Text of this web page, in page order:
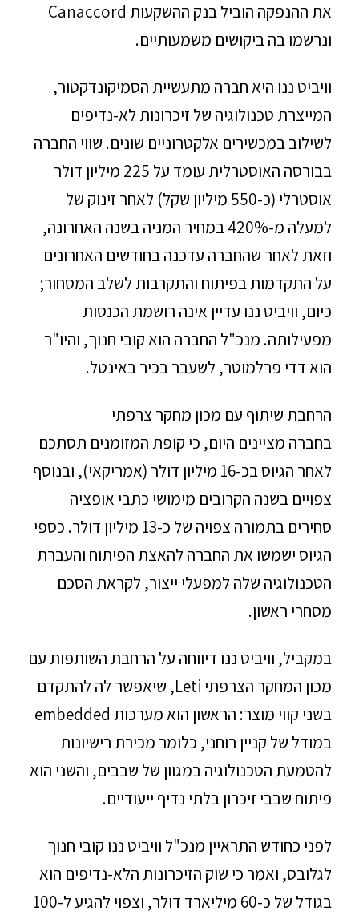
את ההנפקה הוביל בנק ההשקעות Canaccord
ונרשמו בה ביקושים משמעותיים.
וויביט ננו היא חברה מתעשיית הסמיקונדקטור,
המייצרת טכנולוגיה של זיכרונות לא-נדיפים
לשילוב במכשירים אלקטרוניים שונים. שווי החברה
בבורסה האוסטרלית עומד על 225 מיליון דולר
אוסטרלי (כ-550 מיליון שקל) לאחר זינוק של
למעלה מ-420% במחיר המניה בשנה האחרונה,
וזאת לאחר שהחברה עדכנה בחודשים האחרונים
על התקדמות בפיתוח והתקרבות לשלב המסחור;
כיום, וויביט ננו עדיין אינה רושמת הכנסות
מפעילותה. מנכ"ל החברה הוא קובי חנוך, והיו"ר
הוא דדי פרלמוטר, לשעבר בכיר באינטל.
הרחבת שיתוף עם מכון מחקר צרפתי
בחברה מציינים היום, כי קופת המזומנים תסתכם
לאחר הגיוס בכ-16 מיליון דולר (אמריקאי), ובנוסף
צפויים בשנה הקרובים מימושי כתבי אופציה
סחירים בתמורה צפויה של כ-13 מיליון דולר. כספי
הגיוס ישמשו את החברה להאצת הפיתוח והעברת
הטכנולוגיה שלה למפעלי ייצור, לקראת הסכם
מסחרי ראשון.
במקביל, וויביט ננו דיווחה על הרחבת השותפות עם
מכון המחקר הצרפתי Leti, שיאפשר לה להתקדם
בשני קווי מוצר: הראשון הוא מערכות embedded
במודל של קניין רוחני, כלומר מכירת רישיונות
להטמעת הטכנולוגיה במגוון של שבבים, והשני הוא
פיתוח שבבי זיכרון בלתי נדיף ייעודיים.
לפני כחודש התראיין מנכ"ל וויביט ננו קובי חנוך
לגלובס, ואמר כי שוק הזיכרונות הלא-נדיפים הוא
בגודל של כ-60 מיליארד דולר, וצפוי להגיע ל-100